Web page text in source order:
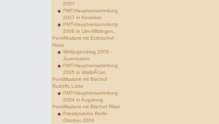
2007
PMT-Hauptversammlung
2007 in Kevelaer
PMT-Hauptversammlung
2006 in Ulm-Wiblingen,
Pontifikalamt mit Erzbischof
Haas
Weltjugendtag 2005 -
Juventutem
PMT-Hauptversammlung
2005 in WalldÃ¼rn,
Pontifikalamt mit Bischof
Rudolfo Laise
PMT-Hauptversammlung
2004 in Augsburg,
Pontifikalamt mit Bischof Rifan
Priesterweihe Berlin
Oktober 2004